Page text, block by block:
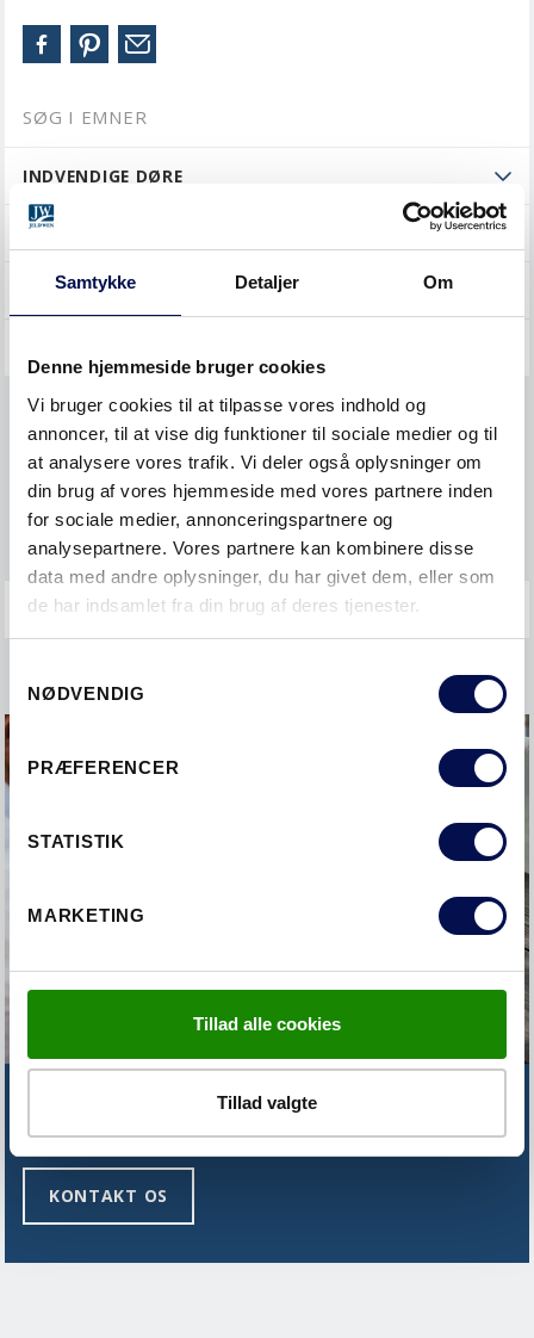
Samtykke Detaljer Om
Denne hjemmeside bruger cookies
Vi bruger cookies til at tilpasse vores indhold og
annoncer, til at vise dig funktioner til sociale medier og til
at analysere vores trafik. Vi deler også oplysninger om
din brug af vores hjemmeside med vores partnere inden
for sociale medier, annonceringspartnere og
analysepartnere. Vores partnere kan kombinere disse
data med andre oplysninger, du har givet dem, eller som
de har indsamlet fra din brug af deres tjenester.
NØDVENDIG
PRÆFERENCER
STATISTIK
MARKETING
Tillad alle cookies
Tillad valgte
SØG I EMNER
INDVENDIGE DØRE
SKYDEDØRE
YDERDØRE
Køb og priser
Øvrigt
GARANTI OG REKLAMATION
FINDER DU IKKE DET DU SØGER?
KONTAKT OS